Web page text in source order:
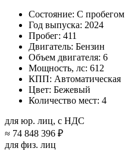
Состояние: С пробегом
Год выпуска: 2024
Пробег: 411
Двигатель: Бензин
Объем двигателя: 6
Мощность, лс: 612
КПП: Автоматическая
Цвет: Бежевый
Количество мест: 4
для юр. лиц, с НДС
≈ 74 848 396 ₽
для физ. лиц